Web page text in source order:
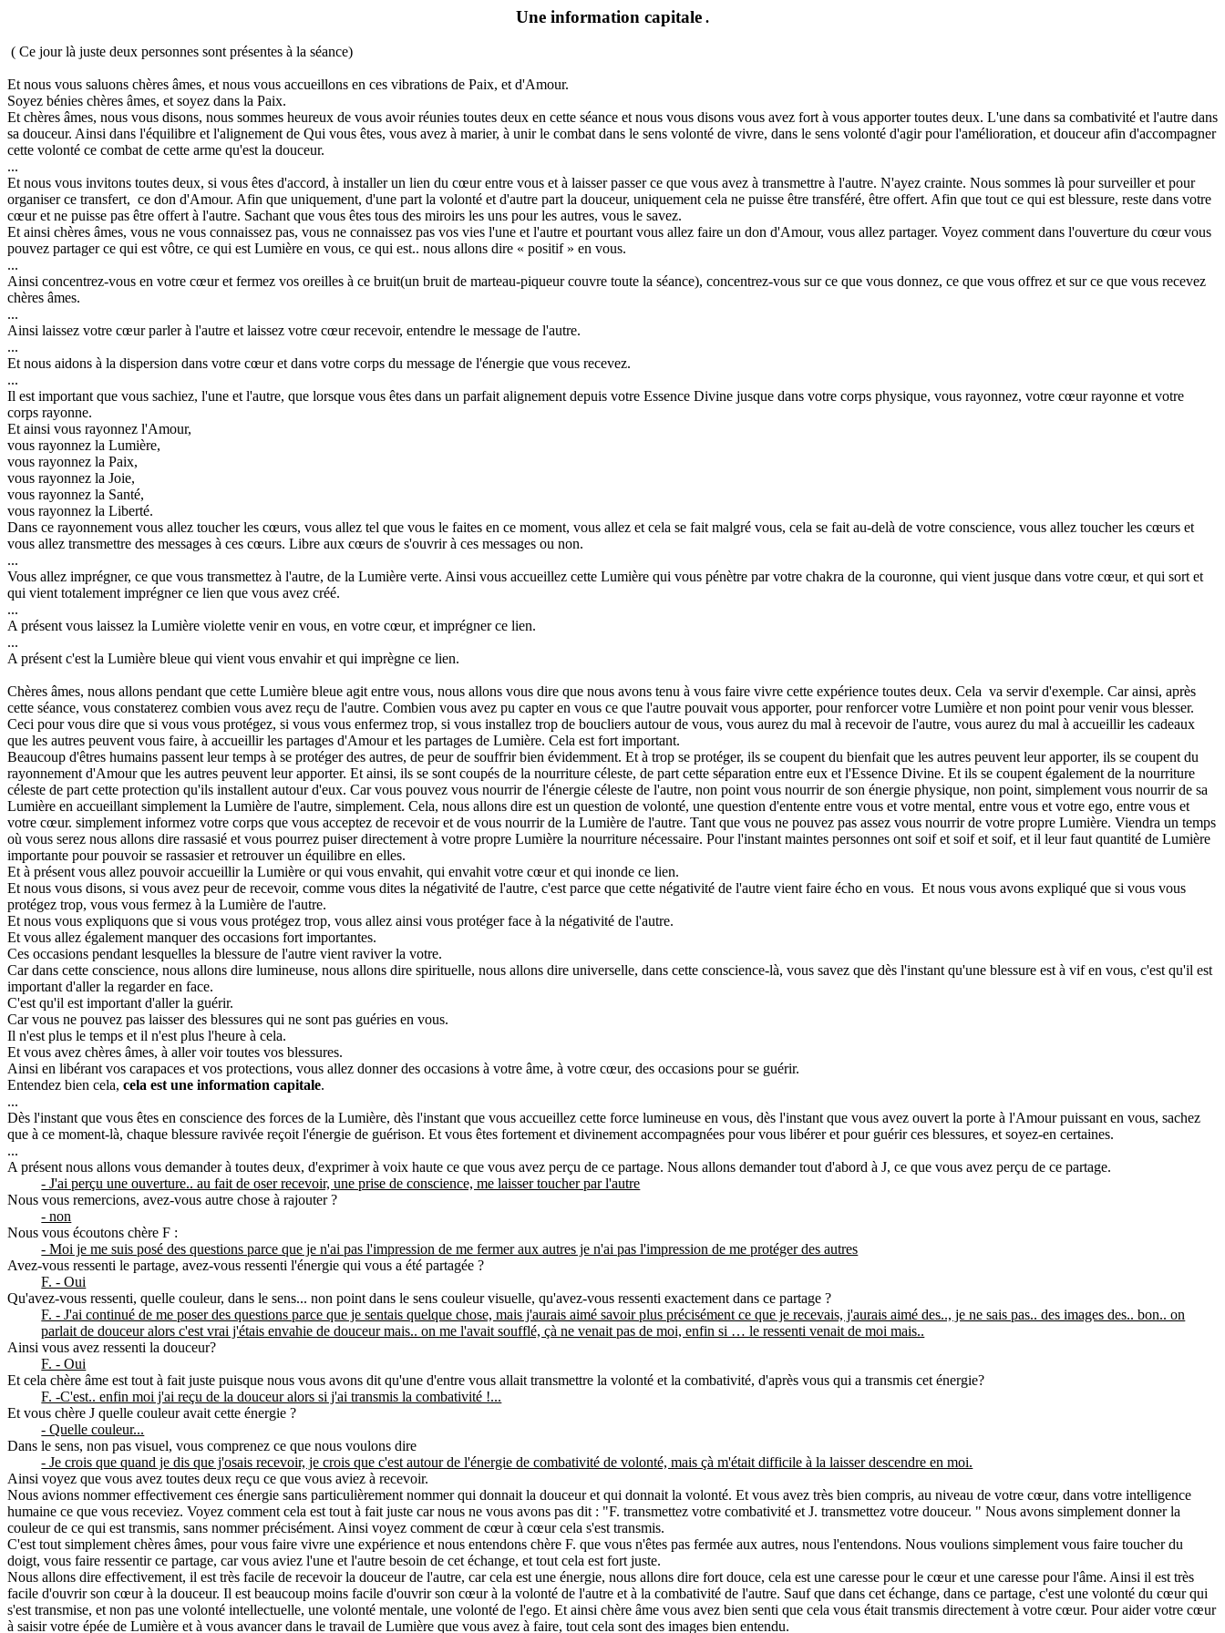
Une information capitale .
( Ce jour là juste deux personnes sont présentes à la séance)
Et nous vous saluons chères âmes, et nous vous accueillons en ces vibrations de Paix, et d'Amour.
Soyez bénies chères âmes, et soyez dans la Paix.
Et chères âmes, nous vous disons, nous sommes heureux de vous avoir réunies toutes deux en cette séance et nous vous disons vous avez fort à vous apporter toutes deux. L'une dans sa combativité et l'autre dans
sa douceur. Ainsi dans l'équilibre et l'alignement de Qui vous êtes, vous avez à marier, à unir le combat dans le sens volonté de vivre, dans le sens volonté d'agir pour l'amélioration, et douceur afin d'accompagner
cette volonté ce combat de cette arme qu'est la douceur.
...
Et nous vous invitons toutes deux, si vous êtes d'accord, à installer un lien du cœur entre vous et à laisser passer ce que vous avez à transmettre à l'autre. N'ayez crainte. Nous sommes là pour surveiller et pour
organiser ce transfert, ce don d'Amour. Afin que uniquement, d'une part la volonté et d'autre part la douceur, uniquement cela ne puisse être transféré, être offert. Afin que tout ce qui est blessure, reste dans votre
cœur et ne puisse pas être offert à l'autre. Sachant que vous êtes tous des miroirs les uns pour les autres, vous le savez.
Et ainsi chères âmes, vous ne vous connaissez pas, vous ne connaissez pas vos vies l'une et l'autre et pourtant vous allez faire un don d'Amour, vous allez partager. Voyez comment dans l'ouverture du cœur vous
pouvez partager ce qui est vôtre, ce qui est Lumière en vous, ce qui est.. nous allons dire « positif » en vous.
...
Ainsi concentrez-vous en votre cœur et fermez vos oreilles à ce bruit(un bruit de marteau-piqueur couvre toute la séance), concentrez-vous sur ce que vous donnez, ce que vous offrez et sur ce que vous recevez
chères âmes.
...
Ainsi laissez votre cœur parler à l'autre et laissez votre cœur recevoir, entendre le message de l'autre.
...
Et nous aidons à la dispersion dans votre cœur et dans votre corps du message de l'énergie que vous recevez.
...
Il est important que vous sachiez, l'une et l'autre, que lorsque vous êtes dans un parfait alignement depuis votre Essence Divine jusque dans votre corps physique, vous rayonnez, votre cœur rayonne et votre
corps rayonne.
Et ainsi vous rayonnez l'Amour,
vous rayonnez la Lumière,
vous rayonnez la Paix,
vous rayonnez la Joie,
vous rayonnez la Santé,
vous rayonnez la Liberté.
Dans ce rayonnement vous allez toucher les cœurs, vous allez tel que vous le faites en ce moment, vous allez et cela se fait malgré vous, cela se fait au-delà de votre conscience, vous allez toucher les cœurs et
vous allez transmettre des messages à ces cœurs. Libre aux cœurs de s'ouvrir à ces messages ou non.
...
Vous allez imprégner, ce que vous transmettez à l'autre, de la Lumière verte. Ainsi vous accueillez cette Lumière qui vous pénètre par votre chakra de la couronne, qui vient jusque dans votre cœur, et qui sort et
qui vient totalement imprégner ce lien que vous avez créé.
...
A présent vous laissez la Lumière violette venir en vous, en votre cœur, et imprégner ce lien.
...
A présent c'est la Lumière bleue qui vient vous envahir et qui imprègne ce lien.
Chères âmes, nous allons pendant que cette Lumière bleue agit entre vous, nous allons vous dire que nous avons tenu à vous faire vivre cette expérience toutes deux. Cela va servir d'exemple. Car ainsi, après
cette séance, vous constaterez combien vous avez reçu de l'autre. Combien vous avez pu capter en vous ce que l'autre pouvait vous apporter, pour renforcer votre Lumière et non point pour venir vous blesser.
Ceci pour vous dire que si vous vous protégez, si vous vous enfermez trop, si vous installez trop de boucliers autour de vous, vous aurez du mal à recevoir de l'autre, vous aurez du mal à accueillir les cadeaux
que les autres peuvent vous faire, à accueillir les partages d'Amour et les partages de Lumière. Cela est fort important.
Beaucoup d'êtres humains passent leur temps à se protéger des autres, de peur de souffrir bien évidemment. Et à trop se protéger, ils se coupent du bienfait que les autres peuvent leur apporter, ils se coupent du
rayonnement d'Amour que les autres peuvent leur apporter. Et ainsi, ils se sont coupés de la nourriture céleste, de part cette séparation entre eux et l'Essence Divine. Et ils se coupent également de la nourriture
céleste de part cette protection qu'ils installent autour d'eux. Car vous pouvez vous nourrir de l'énergie céleste de l'autre, non point vous nourrir de son énergie physique, non point, simplement vous nourrir de sa
Lumière en accueillant simplement la Lumière de l'autre, simplement. Cela, nous allons dire est un question de volonté, une question d'entente entre vous et votre mental, entre vous et votre ego, entre vous et
votre cœur. simplement informez votre corps que vous acceptez de recevoir et de vous nourrir de la Lumière de l'autre. Tant que vous ne pouvez pas assez vous nourrir de votre propre Lumière. Viendra un temps
où vous serez nous allons dire rassasié et vous pourrez puiser directement à votre propre Lumière la nourriture nécessaire. Pour l'instant maintes personnes ont soif et soif et soif, et il leur faut quantité de Lumière
importante pour pouvoir se rassasier et retrouver un équilibre en elles.
Et à présent vous allez pouvoir accueillir la Lumière or qui vous envahit, qui envahit votre cœur et qui inonde ce lien.
Et nous vous disons, si vous avez peur de recevoir, comme vous dites la négativité de l'autre, c'est parce que cette négativité de l'autre vient faire écho en vous. Et nous vous avons expliqué que si vous vous
protégez trop, vous vous fermez à la Lumière de l'autre.
Et nous vous expliquons que si vous vous protégez trop, vous allez ainsi vous protéger face à la négativité de l'autre.
Et vous allez également manquer des occasions fort importantes.
Ces occasions pendant lesquelles la blessure de l'autre vient raviver la votre.
Car dans cette conscience, nous allons dire lumineuse, nous allons dire spirituelle, nous allons dire universelle, dans cette conscience-là, vous savez que dès l'instant qu'une blessure est à vif en vous, c'est qu'il est
important d'aller la regarder en face.
C'est qu'il est important d'aller la guérir.
Car vous ne pouvez pas laisser des blessures qui ne sont pas guéries en vous.
Il n'est plus le temps et il n'est plus l'heure à cela.
Et vous avez chères âmes, à aller voir toutes vos blessures.
Ainsi en libérant vos carapaces et vos protections, vous allez donner des occasions à votre âme, à votre cœur, des occasions pour se guérir.
Entendez bien cela, cela est une information capitale.
...
Dès l'instant que vous êtes en conscience des forces de la Lumière, dès l'instant que vous accueillez cette force lumineuse en vous, dès l'instant que vous avez ouvert la porte à l'Amour puissant en vous, sachez
que à ce moment-là, chaque blessure ravivée reçoit l'énergie de guérison. Et vous êtes fortement et divinement accompagnées pour vous libérer et pour guérir ces blessures, et soyez-en certaines.
...
A présent nous allons vous demander à toutes deux, d'exprimer à voix haute ce que vous avez perçu de ce partage. Nous allons demander tout d'abord à J, ce que vous avez perçu de ce partage.
- J'ai perçu une ouverture.. au fait de oser recevoir, une prise de conscience, me laisser toucher par l'autre
Nous vous remercions, avez-vous autre chose à rajouter ?
- non
Nous vous écoutons chère F :
- Moi je me suis posé des questions parce que je n'ai pas l'impression de me fermer aux autres je n'ai pas l'impression de me protéger des autres
Avez-vous ressenti le partage, avez-vous ressenti l'énergie qui vous a été partagée ?
F. - Oui
Qu'avez-vous ressenti, quelle couleur, dans le sens... non point dans le sens couleur visuelle, qu'avez-vous ressenti exactement dans ce partage ?
F. - J'ai continué de me poser des questions parce que je sentais quelque chose, mais j'aurais aimé savoir plus précisément ce que je recevais, j'aurais aimé des.., je ne sais pas.. des images des.. bon.. on
parlait de douceur alors c'est vrai j'étais envahie de douceur mais.. on me l'avait soufflé, çà ne venait pas de moi, enfin si … le ressenti venait de moi mais..
Ainsi vous avez ressenti la douceur?
F. - Oui
Et cela chère âme est tout à fait juste puisque nous vous avons dit qu'une d'entre vous allait transmettre la volonté et la combativité, d'après vous qui a transmis cet énergie?
F. -C'est.. enfin moi j'ai reçu de la douceur alors si j'ai transmis la combativité !...
Et vous chère J quelle couleur avait cette énergie ?
- Quelle couleur...
Dans le sens, non pas visuel, vous comprenez ce que nous voulons dire
- Je crois que quand je dis que j'osais recevoir, je crois que c'est autour de l'énergie de combativité de volonté, mais çà m'était difficile à la laisser descendre en moi.
Ainsi voyez que vous avez toutes deux reçu ce que vous aviez à recevoir.
Nous avions nommer effectivement ces énergie sans particulièrement nommer qui donnait la douceur et qui donnait la volonté. Et vous avez très bien compris, au niveau de votre cœur, dans votre intelligence
humaine ce que vous receviez. Voyez comment cela est tout à fait juste car nous ne vous avons pas dit : "F. transmettez votre combativité et J. transmettez votre douceur. " Nous avons simplement donner la
couleur de ce qui est transmis, sans nommer précisément. Ainsi voyez comment de cœur à cœur cela s'est transmis.
C'est tout simplement chères âmes, pour vous faire vivre une expérience et nous entendons chère F. que vous n'êtes pas fermée aux autres, nous l'entendons. Nous voulions simplement vous faire toucher du
doigt, vous faire ressentir ce partage, car vous aviez l'une et l'autre besoin de cet échange, et tout cela est fort juste.
Nous allons dire effectivement, il est très facile de recevoir la douceur de l'autre, car cela est une énergie, nous allons dire fort douce, cela est une caresse pour le cœur et une caresse pour l'âme. Ainsi il est très
facile d'ouvrir son cœur à la douceur. Il est beaucoup moins facile d'ouvrir son cœur à la volonté de l'autre et à la combativité de l'autre. Sauf que dans cet échange, dans ce partage, c'est une volonté du cœur qui
s'est transmise, et non pas une volonté intellectuelle, une volonté mentale, une volonté de l'ego. Et ainsi chère âme vous avez bien senti que cela vous était transmis directement à votre cœur. Pour aider votre cœur
à saisir votre épée de Lumière et à vous avancer dans le travail de Lumière que vous avez à faire, tout cela sont des images bien entendu.